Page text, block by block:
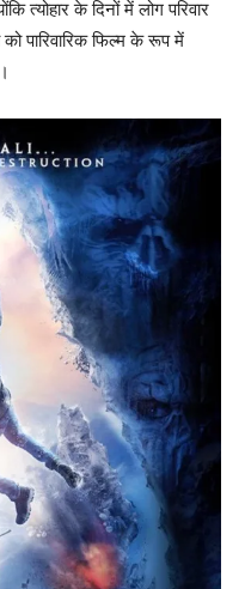
त्‍योहार के दिनों में लोग परिवार
पारिवारिक फिल्‍म के रूप में